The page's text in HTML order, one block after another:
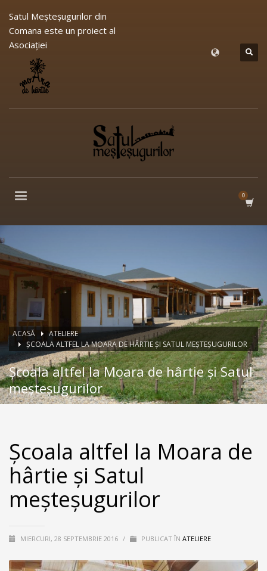
Satul Meşteşugurilor din
Comana este un proiect al
Asociației
ACASĂ
ATELIERE
ȘCOALA ALTFEL LA MOARA DE HÂRTIE ȘI SATUL MEȘTEȘUGURILOR
Școala altfel la Moara de hârtie și Satul
meșteșugurilor
Școala altfel la Moara de
hârtie și Satul
meșteșugurilor
MIERCURI, 28 SEPTEMBRIE 2016 / PUBLICAT ÎN ATELIERE